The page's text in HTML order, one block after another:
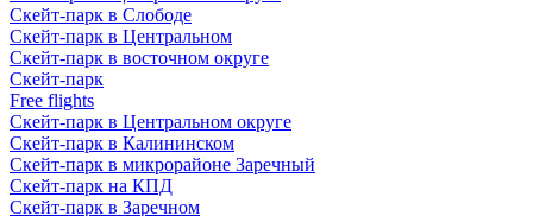
Скейт-парк в Слободе
Скейт-парк в Центральном
Скейт-парк в восточном округе
Скейт-парк
Free flights
Скейт-парк в Центральном округе
Скейт-парк в Калининском
Скейт-парк в микрорайоне Заречный
Скейт-парк на КПД
Скейт-парк в Заречном